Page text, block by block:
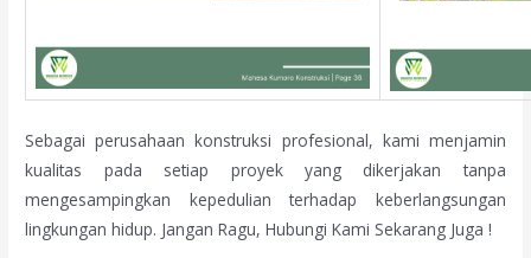
Sebagai perusahaan konstruksi profesional, kami menjamin
kualitas pada setiap proyek yang dikerjakan tanpa
mengesampingkan kepedulian terhadap keberlangsungan
lingkungan hidup. Jangan Ragu, Hubungi Kami Sekarang Juga !